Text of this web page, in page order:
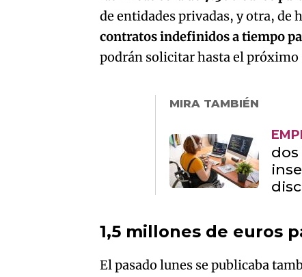
de entidades privadas, y otra, de
contratos indefinidos a tiempo
podrán solicitar hasta el
MIRA TAMBIÉN
1,5 millones de euros
El pasado lunes se publicaba